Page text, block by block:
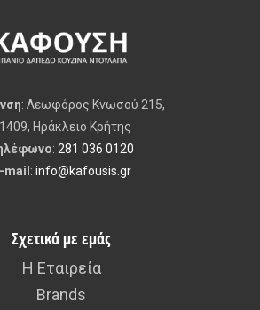
: Λεωφόρος Κνωσού 215,
Ηράκλειο Κρήτης
: 281 036 0120
mail: info@kafousis.gr
Σχετικά με εμάς
Η Εταιρεία
Brands